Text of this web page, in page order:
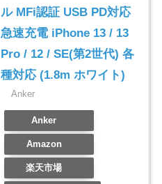
ル MFi認証 USB PD対応
急速充電 iPhone 13 / 13
Pro / 12 / SE(第2世代) 各
種対応 (1.8m ホワイト)
Anker
Anker
Amazon
楽天市場